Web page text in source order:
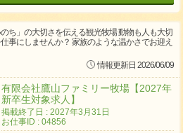
ち」の大切さを伝える観光牧場 動物も人も大切
事にしませんか？ 家族のような温かさでお迎え
情報更新日 2026/06/09
有限会社鷹山ファミリー牧場【2027年
新卒生対象求人】
掲載終了日 : 2027年3月31日
お仕事ID : 04856